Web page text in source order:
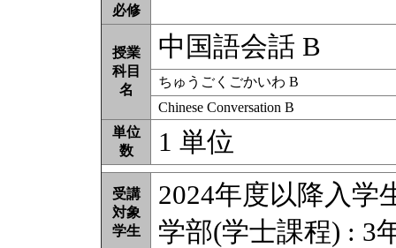
必修
授業
科目
名
中国語会話 B
ちゅうごくごかいわ B
Chinese Conversation B
単位
数
1 単位
受講
対象
学生
2024年度以降入学
学部(学士課程) : 3